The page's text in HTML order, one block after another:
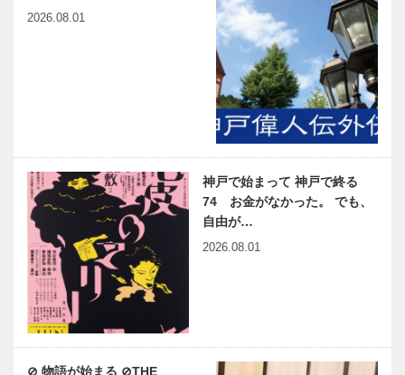
2026.08.01
神戸で始まって 神戸で終る
74 お金がなかった。 でも、
自由が…
2026.08.01
⊘ 物語が始まる ⊘THE